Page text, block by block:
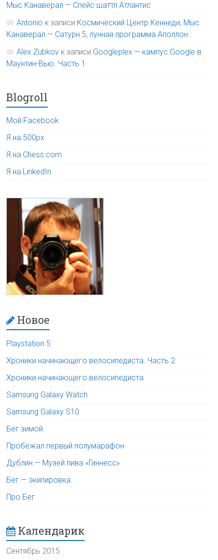
Мыс Канаверал — Спейс шаттл Атлантис
Antonio к записи Космический Центр Кеннеди, Мыс
Канаверал — Сатурн 5, лунная программа Аполлон
Alex Zubkov к записи Googleplex — кампус Google в
Маунтин-Вью. Часть 1
Blogroll
Мой Facebook
Я на 500px
Я на Chess.com
Я на LinkedIn
Новое
Playstation 5
Хроники начинающего велосипедиста. Часть 2
Хроники начинающего велосипедиста
Samsung Galaxy Watch
Samsung Galaxy S10
Бег зимой
Пробежал первый полумарафон
Дублин — Музей пива «Гиннесс»
Бег — экипировка
Про Бег
Календарик
Сентябрь 2015